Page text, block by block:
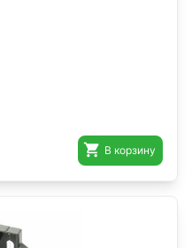
 В корзину